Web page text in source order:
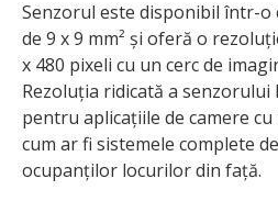
Senzorul este disponibil într-o
de 9 x 9 mm² și oferă o
x 480 pixeli cu un cerc de
Rezoluția ridicată a senzorului
pentru aplicațiile de camere
cum ar fi sistemele complete
ocupanților locurilor din față.